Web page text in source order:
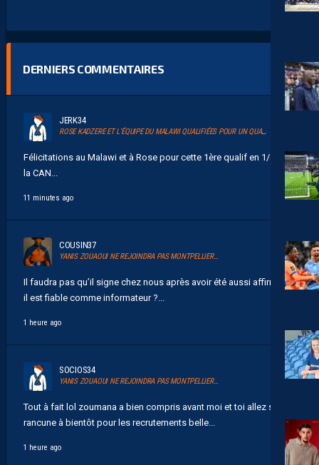
DERNIERS COMMENTAIRES
JERK34
ROSE KADZERE ET L’ÉQUIPE DU MALAWI QUALIFIÉES POUR UN QUART DE FINALE HISTORIQUE DE LA CAN 2026
Félicitations au Malawi et à Rose pour cette 1ère qualif en 1/4 de
la CAN...
11 minutes ago
COUSIN37
YANIS ZOUAOUI NE REJOINDRA PAS MONTPELLIER…
Il faudra pas qu’il signe chez nous après avoir été aussi affirmatif
il est fiable comme informateur ?...
1 heure ago
SOCIOS34
YANIS ZOUAOUI NE REJOINDRA PAS MONTPELLIER…
Tout à fait lol zoumana a bien compris avant moi et toi allez sans
rancune à bientôt pour les recrutements belle...
1 heure ago